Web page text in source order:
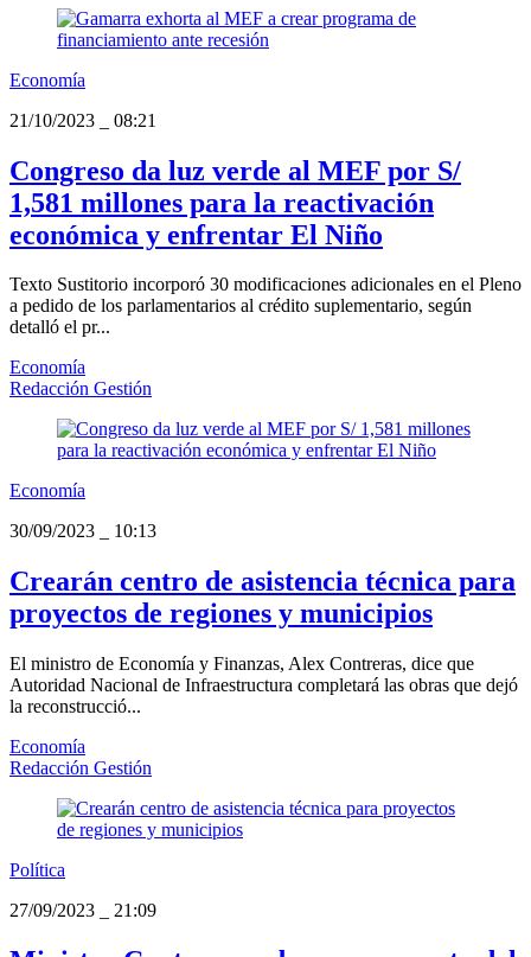
Economía
21/10/2023
08:21
Congreso da luz verde al MEF por S/
1,581 millones para la reactivación
económica y enfrentar El Niño
Texto Sustitorio incorporó 30 modificaciones adicionales en el Pleno
a pedido de los parlamentarios al crédito suplementario, según
detalló el pr...
Economía
Redacción Gestión
Economía
30/09/2023
10:13
Crearán centro de asistencia técnica para
proyectos de regiones y municipios
El ministro de Economía y Finanzas, Alex Contreras, dice que
Autoridad Nacional de Infraestructura completará las obras que dejó
la reconstrucció...
Economía
Redacción Gestión
Política
27/09/2023
21:09